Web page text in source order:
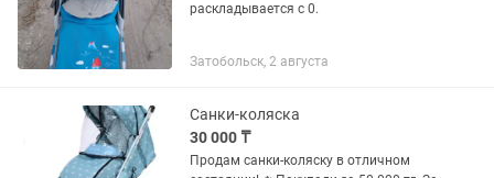
раскладывается с 0.
Затобольск, 2 августа
Санки-коляска
30 000 ₸
Продам санки-коляску в отличном